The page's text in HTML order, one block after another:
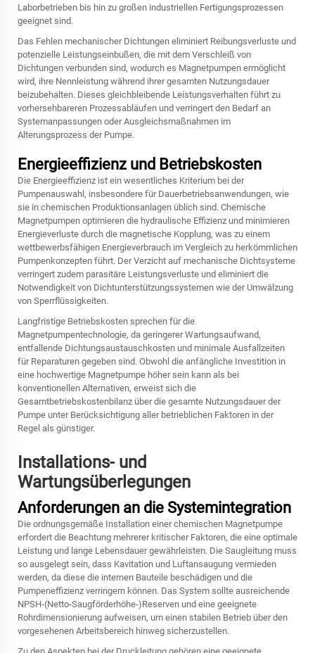
Laborbetrieben bis hin zu großen industriellen Fertigungsprozessen
geeignet sind.
Das Fehlen mechanischer Dichtungen eliminiert Reibungsverluste und
potenzielle Leistungseinbußen, die mit dem Verschleiß von
Dichtungen verbunden sind, wodurch es Magnetpumpen ermöglicht
wird, ihre Nennleistung während ihrer gesamten Nutzungsdauer
beizubehalten. Dieses gleichbleibende Leistungsverhalten führt zu
vorhersehbareren Prozessabläufen und verringert den Bedarf an
Systemanpassungen oder Ausgleichsmaßnahmen im
Alterungsprozess der Pumpe.
Energieeffizienz und Betriebskosten
Die Energieeffizienz ist ein wesentliches Kriterium bei der
Pumpenauswahl, insbesondere für Dauerbetriebsanwendungen, wie
sie in chemischen Produktionsanlagen üblich sind. Chemische
Magnetpumpen optimieren die hydraulische Effizienz und minimieren
Energieverluste durch die magnetische Kopplung, was zu einem
wettbewerbsfähigen Energieverbrauch im Vergleich zu herkömmlichen
Pumpenkonzepten führt. Der Verzicht auf mechanische Dichtsysteme
verringert zudem parasitäre Leistungsverluste und eliminiert die
Notwendigkeit von Dichtunterstützungssystemen wie der Umwälzung
von Sperrflüssigkeiten.
Langfristige Betriebskosten sprechen für die
Magnetpumpentechnologie, da geringerer Wartungsaufwand,
entfallende Dichtungsaustauschkosten und minimale Ausfallzeiten
für Reparaturen gegeben sind. Obwohl die anfängliche Investition in
eine hochwertige Magnetpumpe höher sein kann als bei
konventionellen Alternativen, erweist sich die
Gesamtbetriebskostenbilanz über die gesamte Nutzungsdauer der
Pumpe unter Berücksichtigung aller betrieblichen Faktoren in der
Regel als günstiger.
Installations- und
Wartungsüberlegungen
Anforderungen an die Systemintegration
Die ordnungsgemäße Installation einer chemischen Magnetpumpe
erfordert die Beachtung mehrerer kritischer Faktoren, die eine optimale
Leistung und lange Lebensdauer gewährleisten. Die Saugleitung muss
so ausgelegt sein, dass Kavitation und Luftansaugung vermieden
werden, da diese die internen Bauteile beschädigen und die
Pumpeneffizienz verringern können. Das System sollte ausreichende
NPSH-(Netto-Saugförderhöhe-)Reserven und eine geeignete
Rohrdimensionierung aufweisen, um einen stabilen Betrieb über den
vorgesehenen Arbeitsbereich hinweg sicherzustellen.